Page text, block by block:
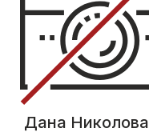
Дана Николова